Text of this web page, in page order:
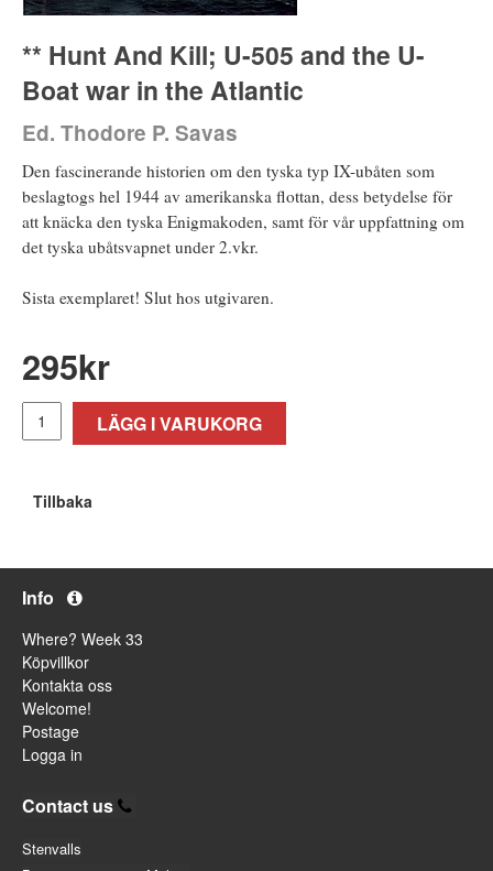
** Hunt And Kill; U-505 and the U-
Boat war in the Atlantic
Ed. Thodore P. Savas
Den fascinerande historien om den tyska typ IX-ubåten som
beslagtogs hel 1944 av amerikanska flottan, dess betydelse för
att knäcka den tyska Enigmakoden, samt för vår uppfattning om
det tyska ubåtsvapnet under 2.vkr.
Sista exemplaret! Slut hos utgivaren.
295kr
LÄGG I VARUKORG
Tillbaka
Info
Where? Week 33
Köpvillkor
Kontakta oss
Welcome!
Postage
Logga in
Contact us
Stenvalls